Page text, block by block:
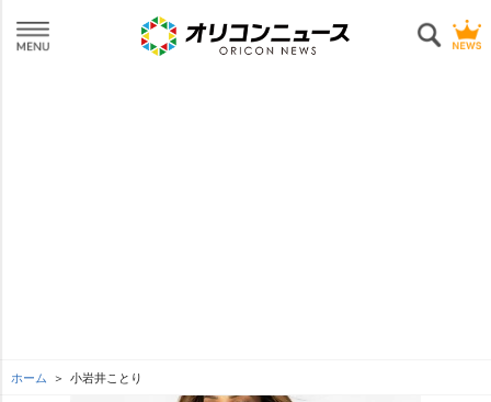
ホーム 小岩井ことり